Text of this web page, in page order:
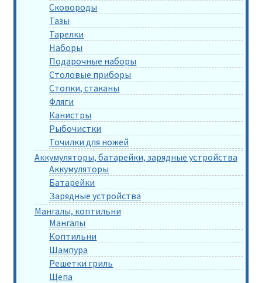
Сковороды
Тазы
Тарелки
Наборы
Подарочные наборы
Столовые приборы
Стопки, стаканы
Фляги
Канистры
Рыбочистки
Точилки для ножей
Аккумуляторы, батарейки, зарядные устройства
Аккумуляторы
Батарейки
Зарядные устройства
Мангалы, коптильни
Мангалы
Коптильни
Шампура
Решетки гриль
Щепа